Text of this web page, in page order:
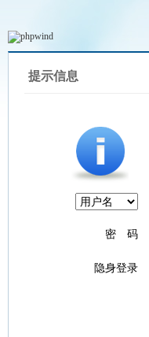
提示信息
密 码
隐身登录